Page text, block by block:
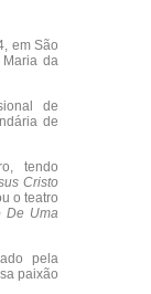
em São
da
de
de
tendo
Cristo
o teatro
De Uma
pela
paixão